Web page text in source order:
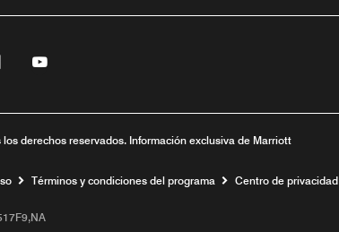
nueva
ventana nueva
Linkedin
una ventana nueva
Abre una ventana nueva
derechos reservados. Información exclusiva de Marriott
nueva
Términos y condiciones del programa Centro de privacidad